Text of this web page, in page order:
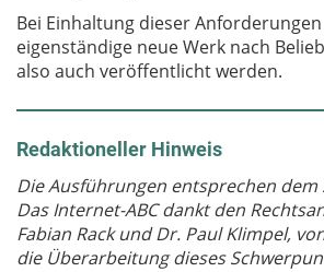
Bei Einhaltung dieser
eigenständige neue Werk nach
also auch veröffentlicht werden.
Redaktioneller Hinweis
Die Ausführungen entsprechen dem
Das Internet-ABC dankt den
Fabian Rack und Dr. Paul Klimpel,
die Überarbeitung dieses